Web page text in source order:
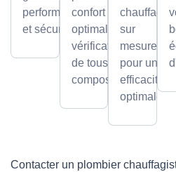
performance
et sécurité.
confort
optimal avec
vérification
de tous les
composants.
chauffage
sur
mesure,
pour une
efficacité
optimale.
Contacter un plombier